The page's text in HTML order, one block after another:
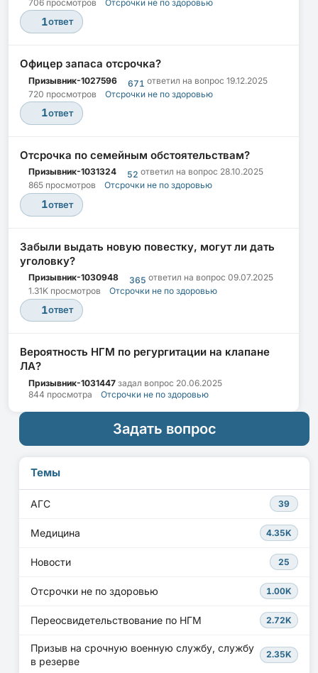
706 просмотров Отсрочки не по здоровью
1ответ
Офицер запаса отсрочка?
Призывник-1027596 671 ответил на вопрос 19.12.2025
720 просмотров
Отсрочки не по здоровью
1ответ
Отсрочка по семейным обстоятельствам?
Призывник-1031324 52 ответил на вопрос 28.10.2025
865 просмотров
Отсрочки не по здоровью
1ответ
Забыли выдать новую повестку, могут ли дать
уголовку?
Призывник-1030948 365 ответил на вопрос 09.07.2025
1.31K просмотров
Отсрочки не по здоровью
1ответ
Вероятность НГМ по регургитации на клапане
ЛА?
Призывник-1031447 задал вопрос 20.06.2025
844 просмотра
Отсрочки не по здоровью
Задать вопрос
Темы
АГС 39
Медицина 4.35K
Новости 25
Отсрочки не по здоровью 1.00K
Переосвидетельствование по НГМ 2.72K
Призыв на срочную военную службу, службу
в резерве
2.35K